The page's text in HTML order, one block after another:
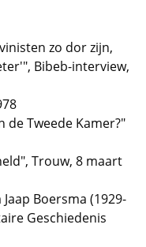
zo dor zijn,
Bibeb-interview,
de Tweede Kamer?"
Trouw, 8 maart
Boersma (1929-
Geschiedenis